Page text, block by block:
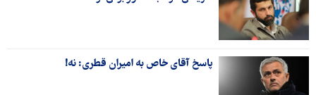
پاسخ آقای خاص به امیران قطری: نه!